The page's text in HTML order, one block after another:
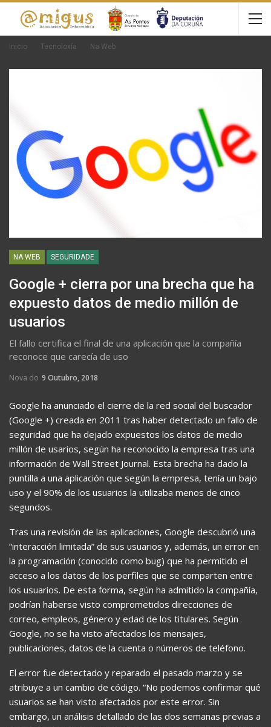
Inicio Tecnoloxía Na Web
NA WEB SEGURIDADE
Google + cierra por una brecha que ha
expuesto datos de medio millón de
usuarios
El fallo certifica el final de una aplicación que la compañía
reconoce que carecía de uso
Nova do 9 Outubro, 2018
Google ha anunciado el cierre de la red social del buscador
(Google +) creada en 2011 tras haber detectado un fallo de
seguridad que ha dejado expuestos los datos de medio
millón de usarios, según ha reconocido la empresa tras una
información de Wall Street Journal. Esta brecha ha dado la
puntilla a una aplicación que según la empresa, tenía un bajo
uso y el 90% de los usuarios la utilizaba menos de cinco
segundos.
Tras una revisión de las aplicaciones, Google descubrió una
“interacción limitada” de sus usuarios y, además, un error en
la programación (conocido como bug) que ha permitido el
acceso a los datos de los perfiles que se comparten entre
los usuarios. De esta forma, según ha admitido la compañía,
podrían haberse visto comprometidos direcciones de
correo, empleos, género y edad de los titulares. Según
Google, no se ha visto afectados los mensajes,
publicaciones, datos de la cuenta o números de teléfono.
El error fue detectado y reparado el pasado marzo y se
atribuye a un cambio de código. “No podemos confirmar qué
usuarios se han visto afectados por este error. Sin
embargo, un análisis detallado de las dos semanas previas a